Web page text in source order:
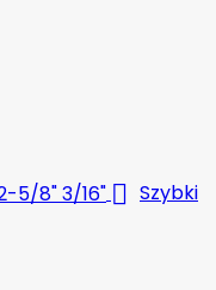
 Szybki